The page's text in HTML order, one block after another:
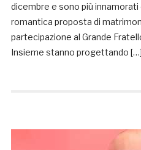
dicembre e sono più
romantica proposta di
partecipazione al Grande
Insieme stanno progettando […]